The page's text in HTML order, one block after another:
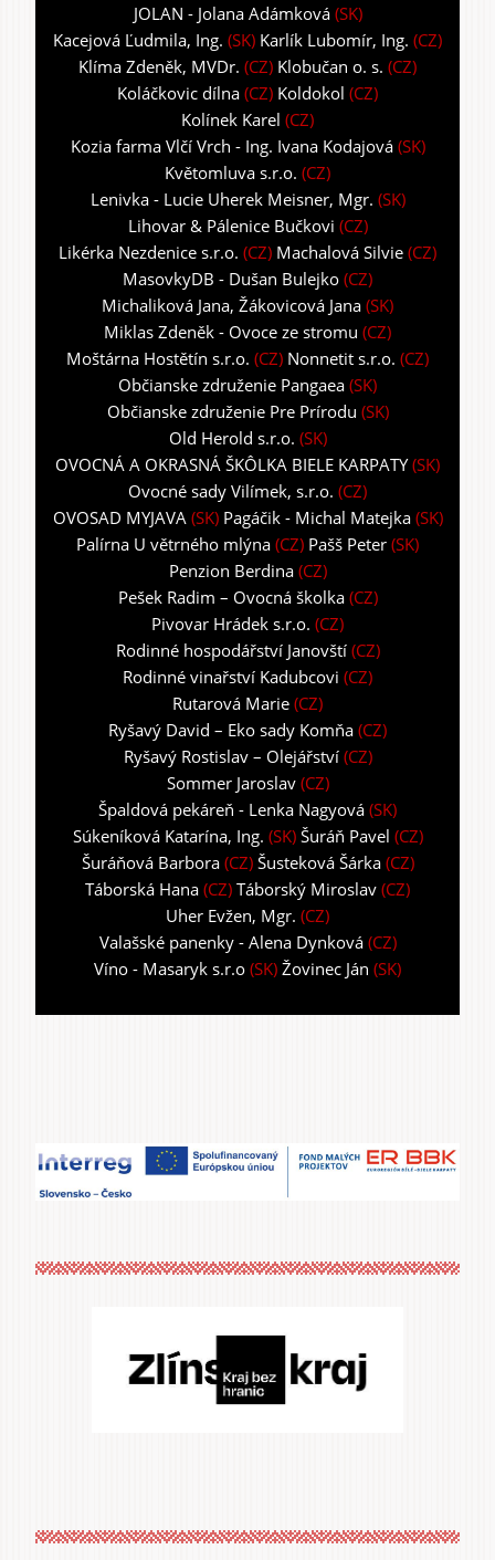
JOLAN - Jolana Adámková(SK)
Kacejová Ľudmila, Ing. (SK) Karlík Lubomír, Ing. (CZ)
Klíma Zdeněk, MVDr. (CZ) Klobučan o. s. (CZ)
Koláčkovic dílna (CZ) Koldokol (CZ)
Kolínek Karel (CZ)
Kozia farma Vlčí Vrch - Ing. Ivana Kodajová(SK)
Květomluva s.r.o. (CZ)
Lenivka - Lucie Uherek Meisner, Mgr. (SK)
Lihovar & Pálenice Bučkovi (CZ)
Likérka Nezdenice s.r.o. (CZ) Machalová Silvie (CZ)
MasovkyDB - Dušan Bulejko (CZ)
Michaliková Jana, Žákovicová Jana (SK)
Miklas Zdeněk - Ovoce ze stromu (CZ)
Moštárna Hostětín s.r.o. (CZ) Nonnetit s.r.o. (CZ)
Občianske združenie Pangaea (SK)
Občianske združenie Pre Prírodu (SK)
Old Herold s.r.o. (SK)
OVOCNÁ A OKRASNÁ ŠKÔLKA BIELE KARPATY(SK)
Ovocné sady Vilímek, s.r.o. (CZ)
OVOSAD MYJAVA(SK) Pagáčik - Michal Matejka(SK)
Palírna U větrného mlýna (CZ) Pašš Peter (SK)
Penzion Berdina(CZ)
Pešek Radim – Ovocná školka(CZ)
Pivovar Hrádek s.r.o. (CZ)
Rodinné hospodářství Janovští (CZ)
Rodinné vinařství Kadubcovi (CZ)
Rutarová Marie (CZ)
Ryšavý David – Eko sady Komňa (CZ)
Ryšavý Rostislav – Olejářství(CZ)
Sommer Jaroslav(CZ)
Špaldová pekáreň - Lenka Nagyová (SK)
Súkeníková Katarína, Ing. (SK) Šuráň Pavel (CZ)
Šuráňová Barbora(CZ) Šusteková Šárka(CZ)
Táborská Hana (CZ) Táborský Miroslav (CZ)
Uher Evžen, Mgr. (CZ)
Valašské panenky - Alena Dynková(CZ)
Víno - Masaryk s.r.o (SK) Žovinec Ján (SK)